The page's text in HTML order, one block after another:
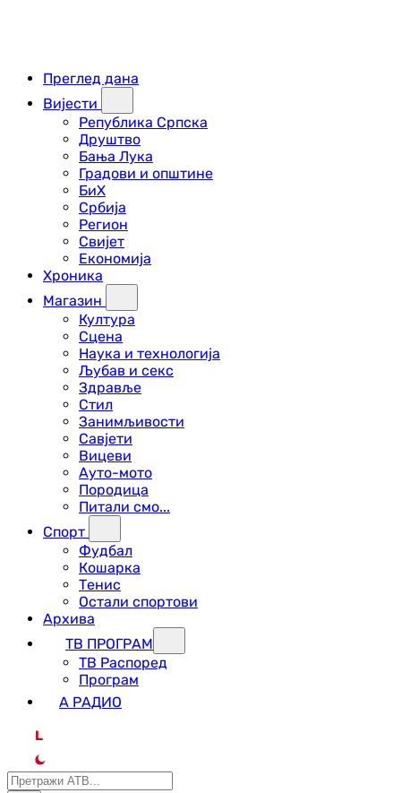
Преглед дана
Вијести
Република Српска
Друштво
Бања Лука
Градови и општине
БиХ
Србија
Регион
Свијет
Економија
Хроника
Магазин
Култура
Сцена
Наука и технологија
Љубав и секс
Здравље
Стил
Занимљивости
Савјети
Вицеви
Ауто-мото
Породица
Питали смо...
Спорт
Фудбал
Кошарка
Тенис
Остали спортови
Архива
ТВ ПРОГРАМ
ТВ Распоред
Програм
А РАДИО
L